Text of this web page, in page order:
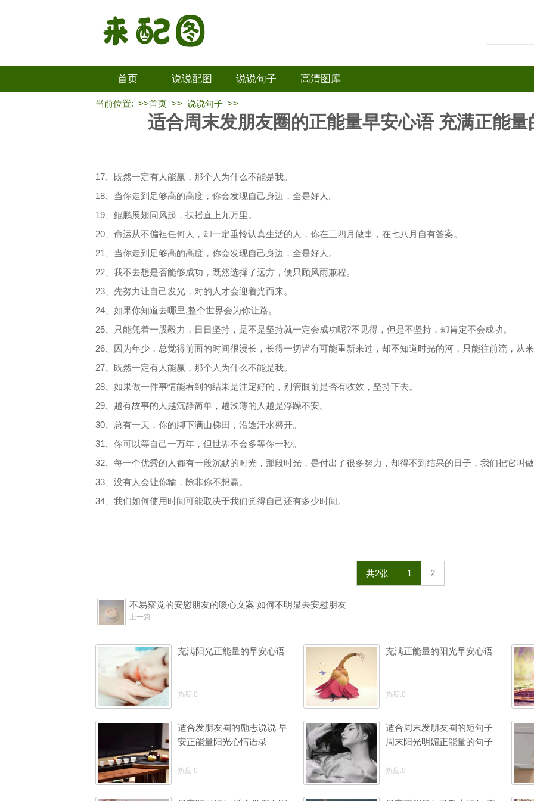
首页 说说配图 说说句子 高清图库
当前位置: >>首页 >> 说说句子 >>
适合周末发朋友圈的正能量早安心语 充满正能
17、既然一定有人能赢，那个人为什么不能是我。
18、当你走到足够高的高度，你会发现自己身边，全是好人。
19、鲲鹏展翅同风起，扶摇直上九万里。
20、命运从不偏袒任何人，却一定垂怜认真生活的人，你在三四月做事，在七八月自有答案。
21、当你走到足够高的高度，你会发现自己身边，全是好人。
22、我不去想是否能够成功，既然选择了远方，便只顾风雨兼程。
23、先努力让自己发光，对的人才会迎着光而来。
24、如果你知道去哪里,整个世界会为你让路。
25、只能凭着一股毅力，日日坚持，是不是坚持就一定会成功呢?不见得，但是不坚持，却肯定不会成功。
26、因为年少，总觉得前面的时间很漫长，长得一切皆有可能重新来过，却不知道时光的河，只能往前流，从来
27、既然一定有人能赢，那个人为什么不能是我。
28、如果做一件事情能看到的结果是注定好的，别管眼前是否有收效，坚持下去。
29、越有故事的人越沉静简单，越浅薄的人越是浮躁不安。
30、总有一天，你的脚下满山梯田，沿途汗水盛开。
31、你可以等自己一万年，但世界不会多等你一秒。
32、每一个优秀的人都有一段沉默的时光，那段时光，是付出了很多努力，却得不到结果的日子，我们把它叫做
33、没有人会让你输，除非你不想赢。
34、我们如何使用时间可能取决于我们觉得自己还有多少时间。
共2张 1 2
不易察觉的安慰朋友的暖心文案 如何不明显去安慰朋友
上一篇
充满阳光正能量的早安心语
热度:0
充满正能量的阳光早安心语
热度:0
适合发朋友圈的励志说说 早
安正能量阳光心情语录
热度:0
适合周末发朋友圈的短句子
周末阳光明媚正能量的句子
热度:0